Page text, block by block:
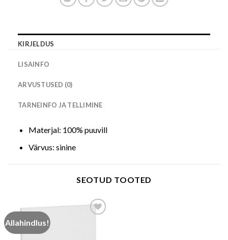
KIRJELDUS
LISAINFO
ARVUSTUSED (0)
TARNEINFO JA TELLIMINE
Materjal: 100% puuvill
Värvus: sinine
SEOTUD TOOTED
Allahindlus!